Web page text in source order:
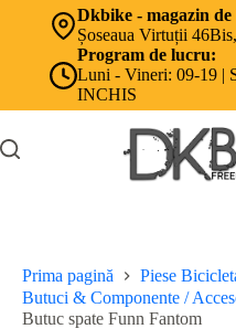
Dkbike - magazin de
Șoseaua Virtuții
Program de lucru:
Luni - Vineri: 09-19 |
INCHIS
Prima pagină
Piese
Butuci & Componente /
Butuc spate Funn Fantom